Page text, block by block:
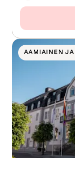
AAMIAINEN JA